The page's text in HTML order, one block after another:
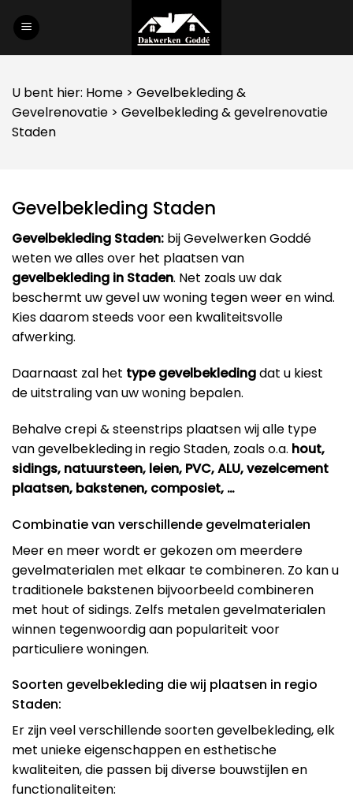
U bent hier: Home > Gevelbekleding&
Gevelrenovatie > Gevelbekleding & gevelrenovatie
Staden
Gevelbekleding Staden
Gevelbekleding Staden: bij Gevelwerken Goddé
weten we alles over het plaatsen van
gevelbekleding in Staden. Net zoals uw dak
beschermt uw gevel uw woning tegen weer en wind.
Kies daarom steeds voor een kwaliteitsvolle
afwerking.
Daarnaast zal het type gevelbekledingdat u kiest
de uitstraling van uw woning bepalen.
Behalve crepi & steenstrips plaatsen wij alle type
van gevelbekleding in regio Staden, zoals o.a. hout,
sidings, natuursteen, leien, PVC, ALU, vezelcement
plaatsen, bakstenen, composiet, …
Combinatie van verschillende gevelmaterialen
Meer en meer wordt er gekozen om meerdere
gevelmaterialen met elkaar te combineren. Zo kan u
traditionele bakstenen bijvoorbeeld combineren
met hout of sidings. Zelfs metalen gevelmaterialen
winnen tegenwoordig aan populariteit voor
particuliere woningen.
Soorten gevelbekleding die wij plaatsen in regio
Staden:
Er zijn veel verschillende soorten gevelbekleding, elk
met unieke eigenschappen en esthetische
kwaliteiten, die passen bij diverse bouwstijlen en
functionaliteiten: